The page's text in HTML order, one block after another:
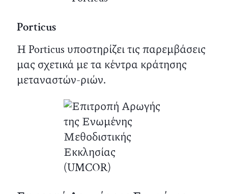
Porticus
Η Porticus υποστηρίζει τις παρεμβάσεις
μας σχετικά με τα κέντρα κράτησης
μεταναστών-ριών.